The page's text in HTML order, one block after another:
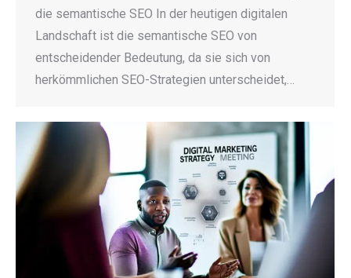
die semantische SEO In der heutigen digitalen
Landschaft ist die semantische SEO von
entscheidender Bedeutung, da sie sich von
herkömmlichen SEO-Strategien unterscheidet,…